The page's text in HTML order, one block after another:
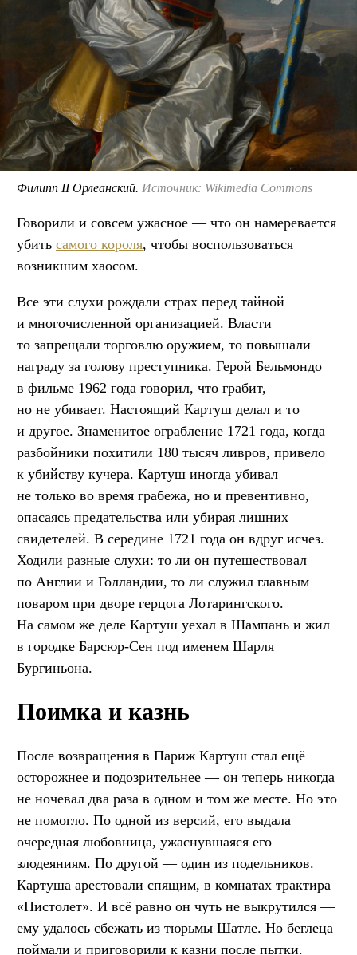
Филипп II Орлеанский. Источник: Wikimedia Commons
Говорили и совсем ужасное — что он намеревается
убить самого короля, чтобы воспользоваться
возникшим хаосом.
Все эти слухи рождали страх перед тайной
и многочисленной организацией. Власти
то запрещали торговлю оружием, то повышали
награду за голову преступника. Герой Бельмондо
в фильме 1962 года говорил, что грабит,
но не убивает. Настоящий Картуш делал и то
и другое. Знаменитое ограбление 1721 года, когда
разбойники похитили 180 тысяч ливров, привело
к убийству кучера. Картуш иногда убивал
не только во время грабежа, но и превентивно,
опасаясь предательства или убирая лишних
свидетелей. В середине 1721 года он вдруг исчез.
Ходили разные слухи: то ли он путешествовал
по Англии и Голландии, то ли служил главным
поваром при дворе герцога Лотарингского.
На самом же деле Картуш уехал в Шампань и жил
в городке Барсюр-Сен под именем Шарля
Бургиньона.
Поимка и казнь
После возвращения в Париж Картуш стал ещё
осторожнее и подозрительнее — он теперь никогда
не ночевал два раза в одном и том же месте. Но это
не помогло. По одной из версий, его выдала
очередная любовница, ужаснувшаяся его
злодеяниям. По другой — один из подельников.
Картуша арестовали спящим, в комнатах трактира
«Пистолет». И всё равно он чуть не выкрутился —
ему удалось сбежать из тюрьмы Шатле. Но беглеца
поймали и приговорили к казни после пытки.